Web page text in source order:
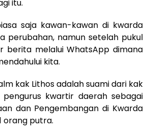
itu.
saja kawan-kawan di kwarda
perubahan, namun setelah pukul
berita melalui WhatsApp dimana
kita.
kak Lithos adalah suami dari kak
pengurus kwartir daerah sebagai
dan Pengembangan di Kwarda
orang putra.